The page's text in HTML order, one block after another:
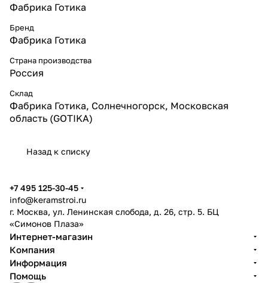
Фабрика Готика
Бренд
Фабрика Готика
Страна производства
Россия
Склад
Фабрика Готика, Солнечногорск, Московская
область (GOTIKA)
Назад к списку
+7 495 125-30-45
info@keramstroi.ru
г. Москва, ул. Ленинская слобода, д. 26, стр. 5. БЦ
«Симонов Плаза»
Интернет-магазин
Компания
Информация
Помощь